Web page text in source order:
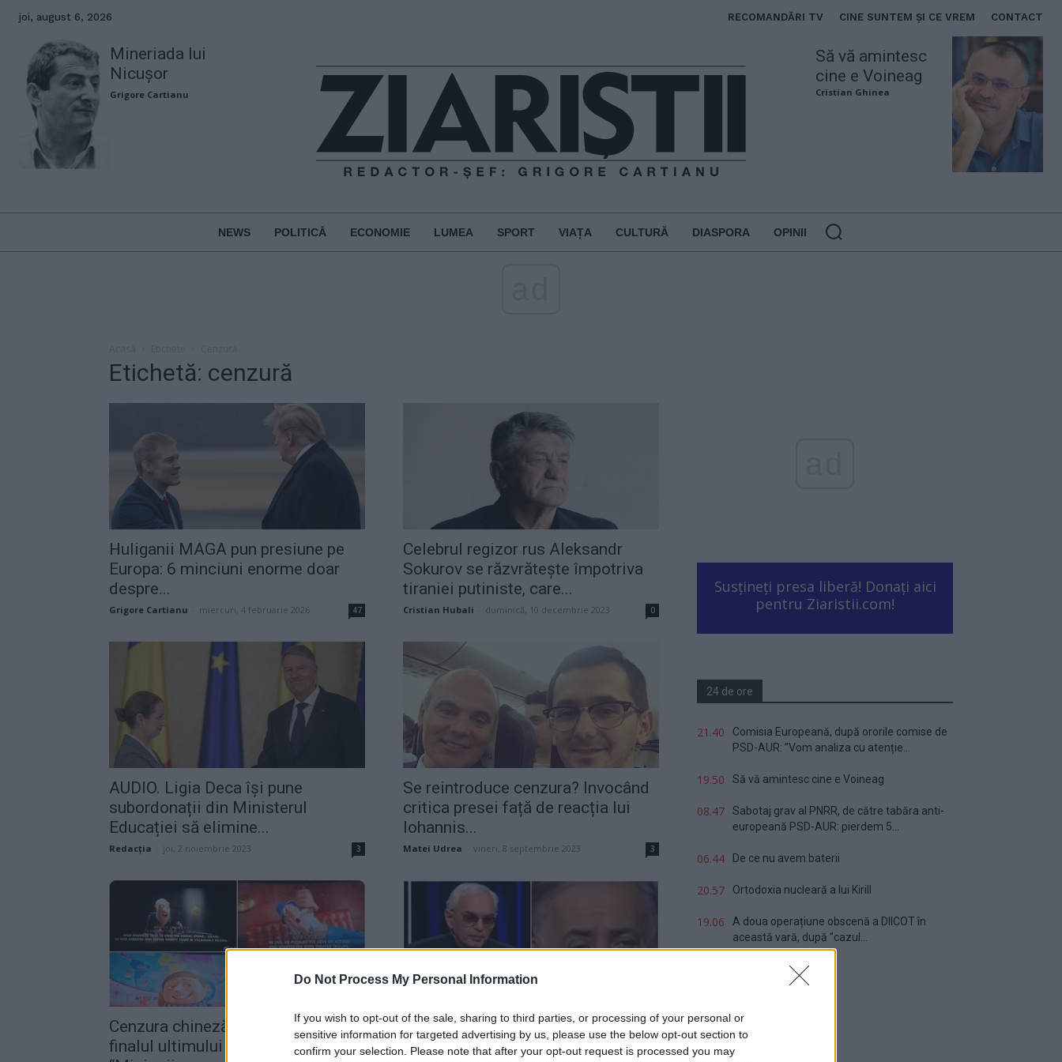
Do Not Process My Personal Information
If you wish to opt-out of the sale, sharing to third parties, or processing of your personal or
sensitive information for targeted advertising by us, please use the below opt-out section to
confirm your selection. Please note that after your opt-out request is processed you may
joi, august 6, 2026 RECOMANDĂRI TV CINE SUNTEM ȘI CE VREM CONTACT
Mineriada lui
Nicușor
Grigore Cartianu
Să vă amintesc
cine e Voineag
Cristian Ghinea
NEWS POLITICĂ ECONOMIE LUMEA SPORT VIAȚA CULTURĂ DIASPORA OPINII
Etichetă: cenzură
Huliganii MAGA pun presiune pe
Europa: 6 minciuni enorme doar
despre...
Grigore Cartianu miercuri, 4 februarie 2026 47
Celebrul regizor rus Aleksandr
Sokurov se răzvrătește împotriva
tiraniei putiniste, care...
Cristian Hubali duminică, 10 decembrie 2023 0
AUDIO. Ligia Deca își pune
subordonații din Ministerul
Educației să elimine...
Redacţia joi, 2 noiembrie 2023 3
Se reintroduce cenzura? Invocând
critica presei față de reacția lui
Iohannis...
Matei Udrea vineri, 8 septembrie 2023 3
Cenzura chineză a modificat și
finalul ultimului film de animație
„Trebuie să intrăm într-un alt
Afganistan, dar mai rău?” Șoc la...
Susțineți presa liberă! Donați aici
pentru Ziaristii.com!
24 de ore
21.40
Comisia Europeană, după ororile comise de
PSD-AUR: ”Vom analiza cu atenție...
19.50 Să vă amintesc cine e Voineag
08.47
Sabotaj grav al PNRR, de către tabăra anti-
europeană PSD-AUR: pierdem 5...
06.44 De ce nu avem baterii
20.57 Ortodoxia nucleară a lui Kirill
19.06
A doua operațiune obscenă a DIICOT în
această vară, după ”cazul...